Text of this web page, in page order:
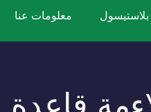
بلاستيسول معلومات عنا